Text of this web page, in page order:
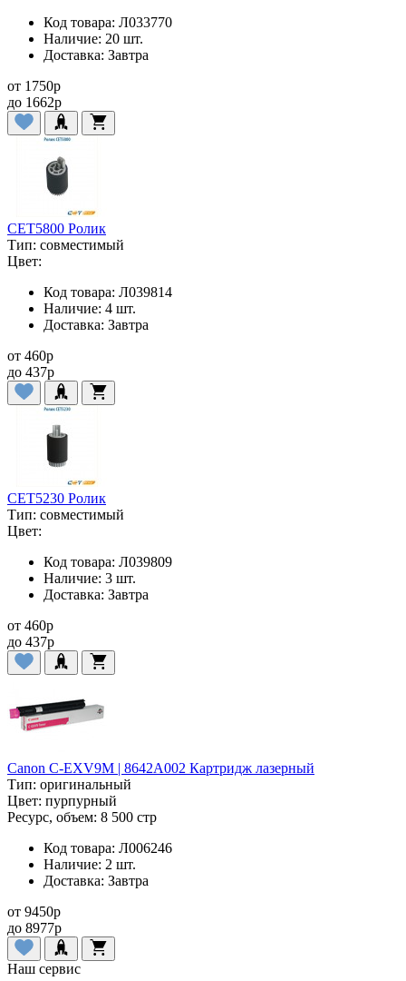
Код товара: Л033770
Наличие: 20 шт.
Доставка: Завтра
от 1750p
до 1662p
CET5800 Ролик
Тип: совместимый
Цвет:
Код товара: Л039814
Наличие: 4 шт.
Доставка: Завтра
от 460p
до 437p
CET5230 Ролик
Тип: совместимый
Цвет:
Код товара: Л039809
Наличие: 3 шт.
Доставка: Завтра
от 460p
до 437p
Canon C-EXV9M | 8642A002 Картридж лазерный
Тип: оригинальный
Цвет: пурпурный
Ресурс, объем: 8 500 стр
Код товара: Л006246
Наличие: 2 шт.
Доставка: Завтра
от 9450p
до 8977p
Наш сервис